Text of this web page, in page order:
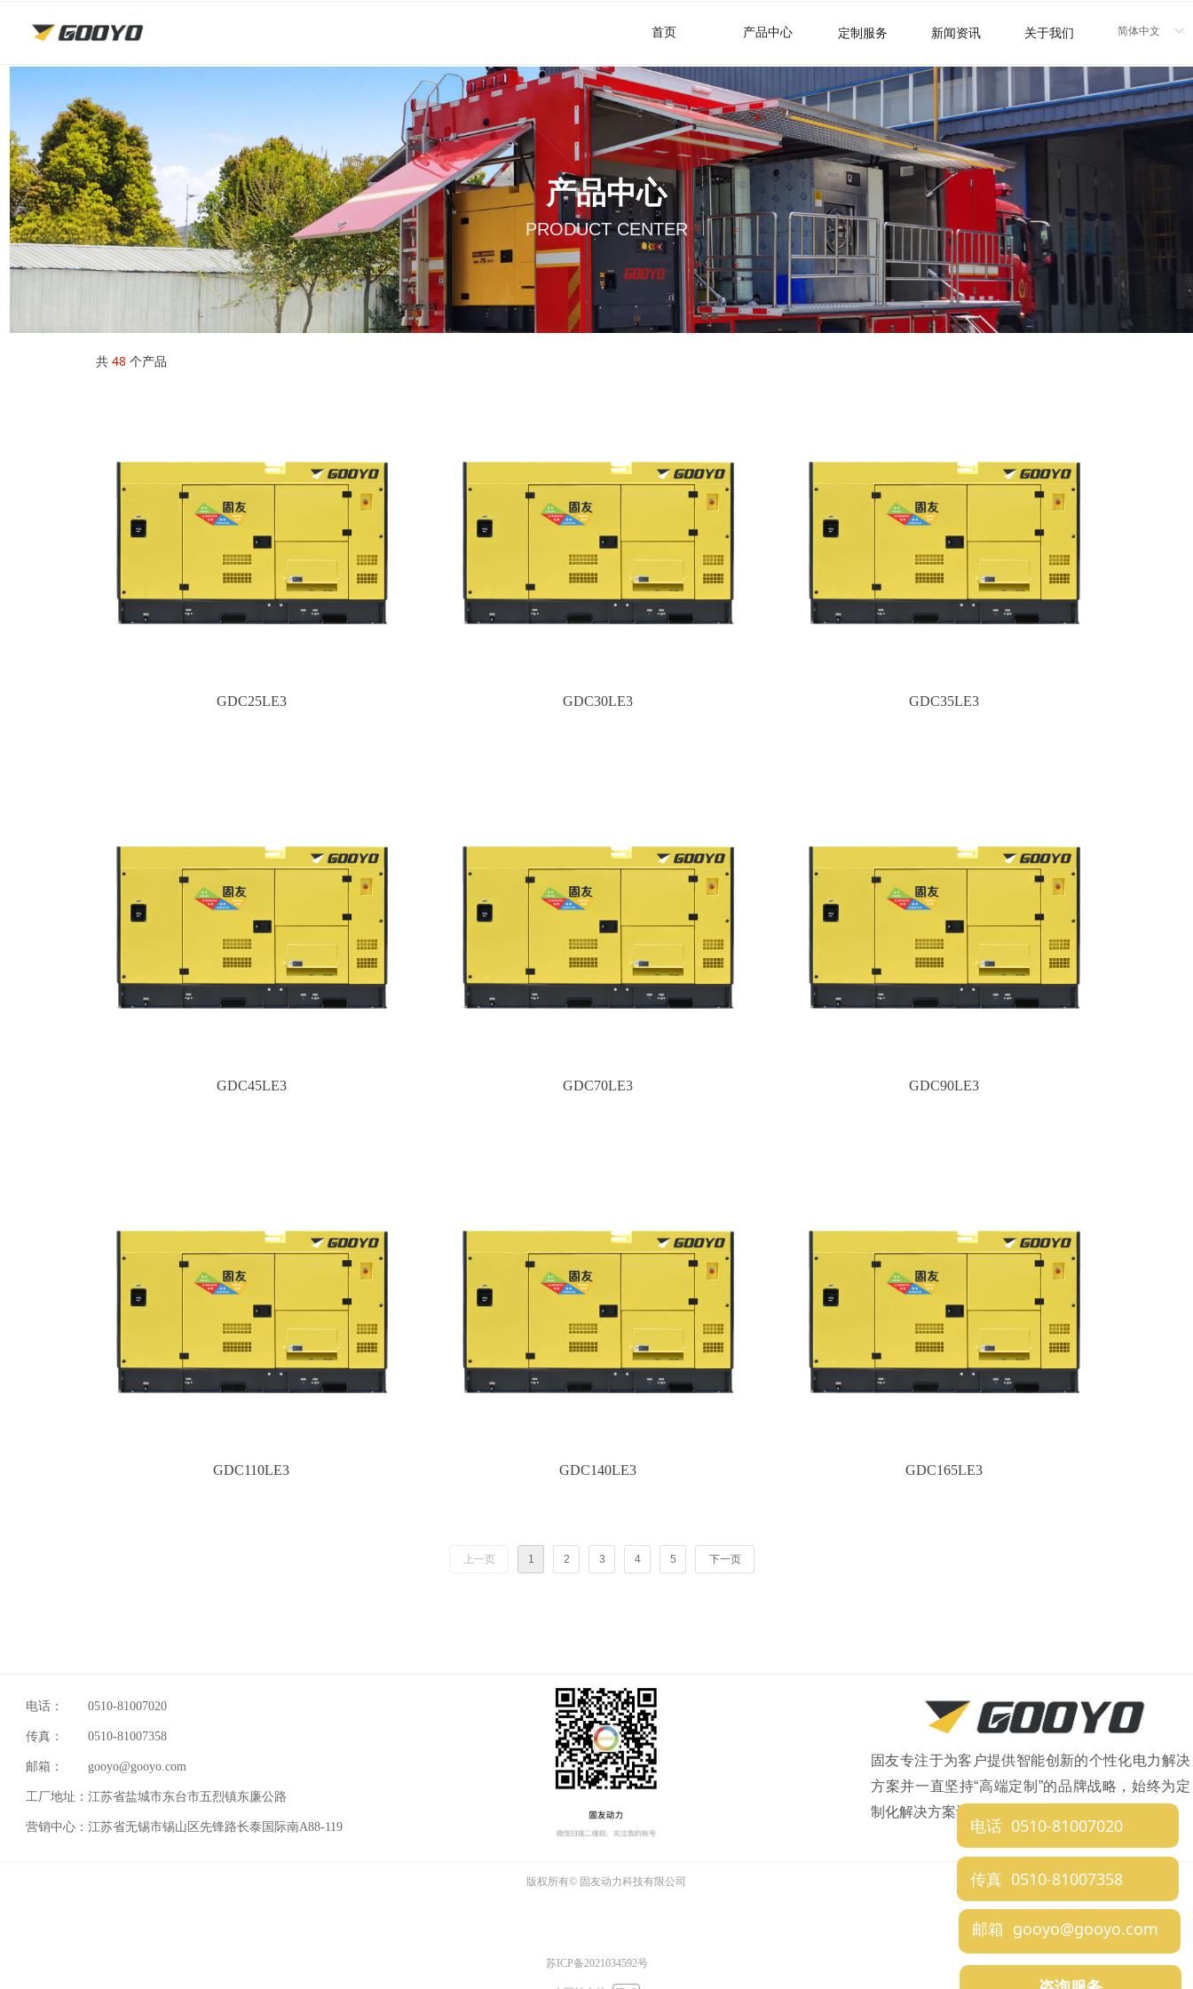
首页 产品中心 定制服务 新闻资讯 关于我们 ꀅ
简体中文
共 48 个产品
GDC25LE3 GDC30LE3 GDC35LE3
GDC45LE3 GDC70LE3 GDC90LE3
GDC110LE3 GDC140LE3 GDC165LE3
上一页 1 2 3 4 5 下一页
产品中心
PRODUCT CENTER
版权所有© 固友动力科技有限公司
固友专注于为客户提供智能创新的个性化电力解决
方案并一直坚持“高端定制”的品牌战略，始终为定
制化解决方案设定专业技术标准。
电话： 0510-81007020
传真： 0510-81007358
邮箱： gooyo@gooyo.com
工厂地址： 江苏省盐城市东台市五烈镇东廉公路
营销中心： 江苏省无锡市锡山区先锋路长泰国际南A88-119 电话 0510-81007020
传真 0510-81007358
邮箱 gooyo@gooyo.com
苏ICP备2021034592号